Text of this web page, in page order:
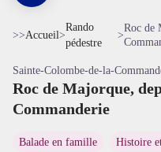
>>Accueil>
Rando
pédestre
>
Roc de
Sainte-Colombe-de-la-
Roc de Majorque,
Commanderie
Balade en famille Histoire